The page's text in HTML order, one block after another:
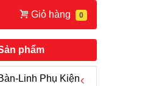
Giỏ hàng
phẩm
Linh Phụ Kiện